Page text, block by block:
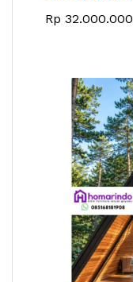
Rp 32.000.000